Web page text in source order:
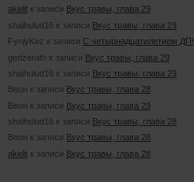
akelit к записи Вкус травы, глава 29
shaihulud16 к записи Вкус травы, глава 29
FynjyKez к записи С четырнадцатилетием ДП!
gedzerath к записи Вкус травы, глава 29
shaihulud16 к записи Вкус травы, глава 29
Веон к записи Вкус травы, глава 28
Веон к записи Вкус травы, глава 29
shaihulud16 к записи Вкус травы, глава 28
Веон к записи Вкус травы, глава 28
akelit к записи Вкус травы, глава 28